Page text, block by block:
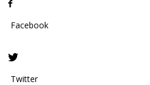
Facebook
Twitter